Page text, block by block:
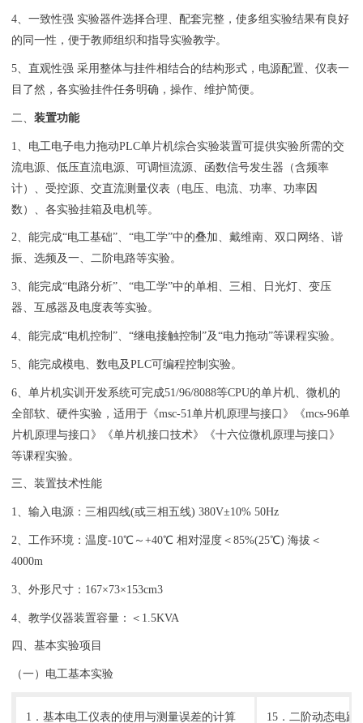
4、一致性强 实验器件选择合理、配套完整，使多组实验结果有良好
的同一性，便于教师组织和指导实验教学。
5、直观性强 采用整体与挂件相结合的结构形式，电源配置、仪表一
目了然，各实验挂件任务明确，操作、维护简便。
二、装置功能
1、 电工电子电力拖动PLC单片机综合实验装置可提供实验所需的交
流电源、低压直流电源、可调恒流源、函数信号发生器（含频率
计）、受控源、交直流测量仪表（电压、电流、功率、功率因
数）、各实验挂箱及电机等。
2、能完成“电工基础”、“电工学”中的叠加、戴维南、双口网络、谐
振、选频及一、二阶电路等实验。
3、能完成“电路分析”、“电工学”中的单相、三相、日光灯、变压
器、互感器及电度表等实验。
4、能完成“电机控制”、“继电接触控制”及“电力拖动”等课程实验。
5、能完成模电、数电及PLC可编程控制实验。
6、单片机实训开发系统可完成51/96/8088等CPU的单片机、微机的
全部软、硬件实验，适用于《msc-51单片机原理与接口》《mcs-96单
片机原理与接口》《单片机接口技术》《十六位微机原理与接口》
等课程实验。
三、装置技术性能
1、输入电源：三相四线(或三相五线) 380V±10% 50Hz
2、工作环境：温度-10℃～+40℃ 相对湿度＜85%(25℃) 海拔＜
4000m
3、外形尺寸：167×73×153cm3
4、教学仪器装置容量：＜1.5KVA
四、基本实验项目
（一）电工基本实验
1．基本电工仪表的使用与测量误差的计算 15．二阶动态电路